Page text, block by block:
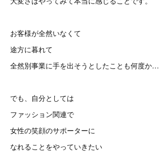
お客様が全然いなくて
途方に暮れて
全然別事業に手を出そうとしたことも何度か…
でも、自分としては
ファッション関連で
女性の笑顔のサポーターに
なれることをやっていきたい